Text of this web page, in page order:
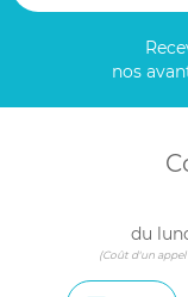
nos
du
(Coût d'un